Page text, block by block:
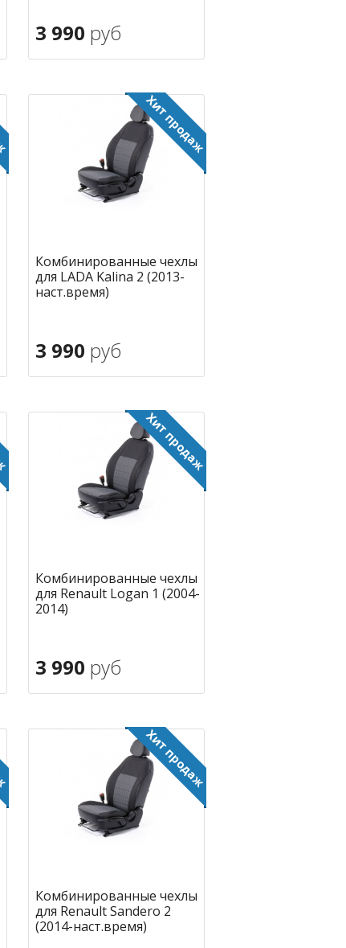
3 990 руб
Комбинированные чехлы
для LADA Kalina 2 (2013-
наст.время)
3 990 руб
В корзину
Комбинированные чехлы
для Renault Logan 1 (2004-
2014)
3 990 руб
Комбинированные чехлы
для Renault Sandero 2
(2014-наст.время)